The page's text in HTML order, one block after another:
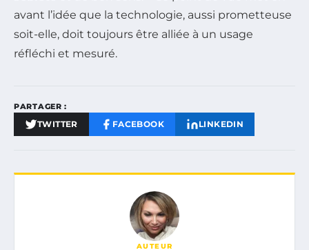
avant l’idée que la technologie, aussi prometteuse
soit-elle, doit toujours être alliée à un usage
réfléchi et mesuré.
PARTAGER :
TWITTER FACEBOOK LINKEDIN
AUTEUR